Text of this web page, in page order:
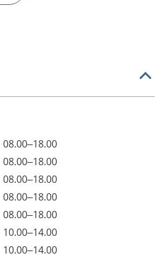
08.00–18.00
08.00–18.00
08.00–18.00
08.00–18.00
08.00–18.00
10.00–14.00
10.00–14.00